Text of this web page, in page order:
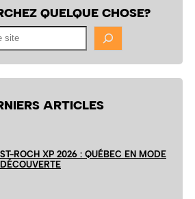
QUELQUE CHOSE?
ARTICLES
ST-ROCH XP 2026 : QUÉBEC EN MODE
DÉCOUVERTE